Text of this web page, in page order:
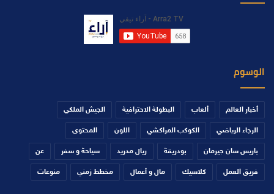
الوسوم
أخبار العالم ألعاب البطولة الاحترافية الجيش الملكي
الرجاء الرياضي الكوكب المراكشي اللون المحتوى
باريس سان جيرمان بودريقة ريال مدريد سياحة و سفر عن
فريق العمل كلاسيك مال و أعمال مخطط زمني منوعات